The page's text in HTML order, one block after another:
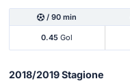
/ 90 min
0.45 Gol
2018/2019 Stagione